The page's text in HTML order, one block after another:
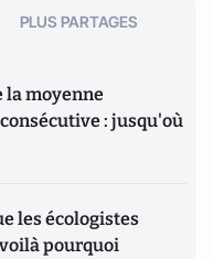
PLUS PARTAGES
la moyenne
: jusqu'où
les écologistes
pourquoi